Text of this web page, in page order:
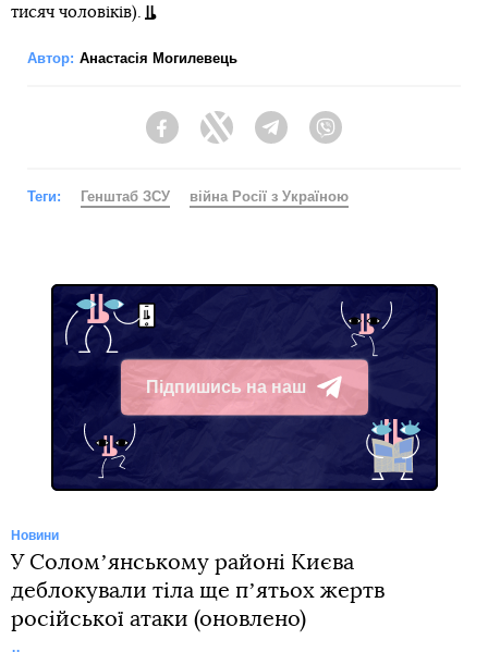
тисяч чоловіків).
Автор: Анастасія Могилевець
FacebookTwitter Telegram
Теги: Генштаб ЗСУ війна Росії з Україною
Підпишись на наш
Telegram
Новини
У Соломʼянському районі Києва
деблокували тіла ще пʼятьох жертв
російської атаки (оновлено)